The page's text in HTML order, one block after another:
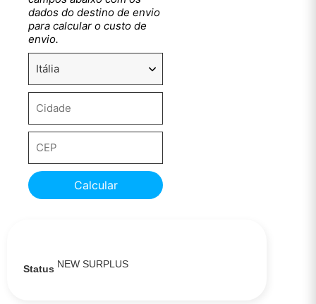
dados do destino de envio
para calcular o custo de
envio.
Calcular
Status NEW SURPLUS